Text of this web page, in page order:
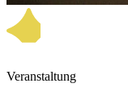
Veranstaltung